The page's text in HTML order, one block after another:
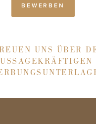
BEWERBEN
UNS ÜBER